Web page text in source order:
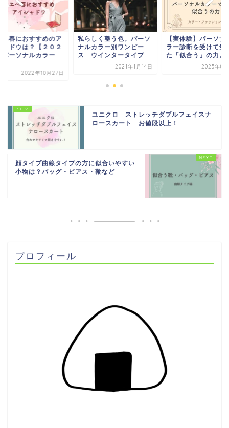
しく整う色。パーソ
カラー別ワンピー
インタータイプ
【実体験】パーソナルカ
ラー診断を受けて気づい
た「似合う」の力。
2025年8月24日
イエベ春におすすめ
イシャドウは？【２
２】パーソナルカラ
ユニクロ ストレッチダブルフェイスナ
ロースカート お値段以上！
顔タイプ曲線タイプの方に似合いやすい
小物は？バッグ・ピアス・靴など
プロフィール